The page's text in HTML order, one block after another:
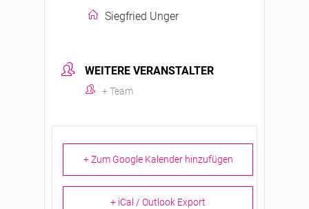
Siegfried Unger
WEITERE VERANSTALTER
+ Team
+ Zum Google Kalender hinzufügen
+ iCal / Outlook Export